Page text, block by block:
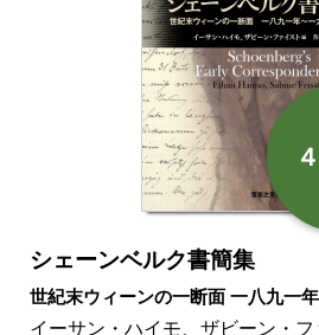
シェーンベルク書簡集
世紀末ウィーンの一断面 一八九一
イーサン・ハイモ、ザビーン・